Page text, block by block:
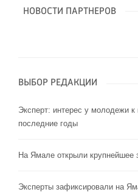
НОВОСТИ ПАРТНЕРОВ
ВЫБОР РЕДАКЦИИ
Эксперт: интерес у молодежи
последние годы
На Ямале открыли крупнейшее
Эксперты зафиксировали на